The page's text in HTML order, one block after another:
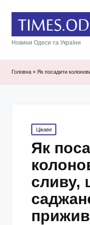
Новини Одеси та України
Головна » Як посадити
Posted
in
Цікаве
Як
сливу,